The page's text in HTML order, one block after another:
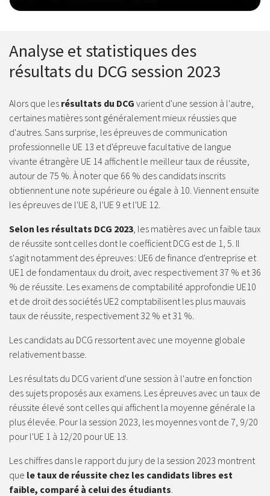
Analyse et statistiques des
résultats du DCG session 2023
Alors que les résultats du DCG varient d'une session à l'autre,
certaines matières sont généralement mieux réussies que
d'autres. Sans surprise, les épreuves de communication
professionnelle UE 13 et d'épreuve facultative de langue
vivante étrangère UE 14 affichent le meilleur taux de réussite,
autour de 75 %. À noter que 66 % des candidats inscrits
obtiennent une note supérieure ou égale à 10. Viennent ensuite
les épreuves de l'UE 8, l'UE 9 et l'UE 12.
Selon les résultats DCG 2023, les matières avec un faible taux
de réussite sont celles dont le coefficient DCG est de 1, 5. Il
s'agit notamment des épreuves : UE6 de finance d'entreprise et
UE1 de fondamentaux du droit, avec respectivement 37 % et 36
% de réussite. Les examens de comptabilité approfondie UE10
et de droit des sociétés UE2 comptabilisent les plus mauvais
taux de réussite, respectivement 32 % et 31 %.
Les candidats au DCG ressortent avec une moyenne globale
relativement basse.
Les résultats du DCG varient d'une session à l'autre en fonction
des sujets proposés aux examens. Les épreuves avec un taux de
réussite élevé sont celles qui affichent la moyenne générale la
plus élevée. Pour la session 2023, les moyennes vont de 7, 9/20
pour l'UE 1 à 12/20 pour UE 13.
Les chiffres dans le rapport du jury de la session 2023 montrent
que le taux de réussite chez les candidats libres est
faible, comparé à celui des étudiants.